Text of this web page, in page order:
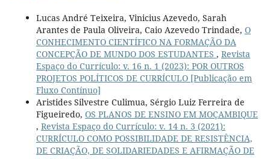
Lucas André Teixeira, Vinicius Azevedo, Sarah
Arantes de Paula Oliveira, Caio Azevedo Trindade, O
CONHECIMENTO CIENTÍFICO NA FORMAÇÃO DA
CONCEPÇÃO DE MUNDO DOS ESTUDANTES , Revista
Espaço do Currículo: v. 16 n. 1 (2023): POR OUTROS
PROJETOS POLÍTICOS DE CURRÍCULO [Publicação em
Fluxo Contínuo]
Aristides Silvestre Culimua, Sérgio Luiz Ferreira de
Figueiredo, OS PLANOS DE ENSINO EM MOÇAMBIQUE
, Revista Espaço do Currículo: v. 14 n. 3 (2021):
CURRÍCULO COMO POSSIBILIDADE DE RESISTÊNCIA,
DE CRIAÇÃO, DE SOLIDARIEDADES E AFIRMAÇÃO DE